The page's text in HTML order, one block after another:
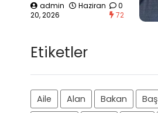
admin
Haziran
20, 2026
0
72
Etiketler
Aile Alan Bakan Baş